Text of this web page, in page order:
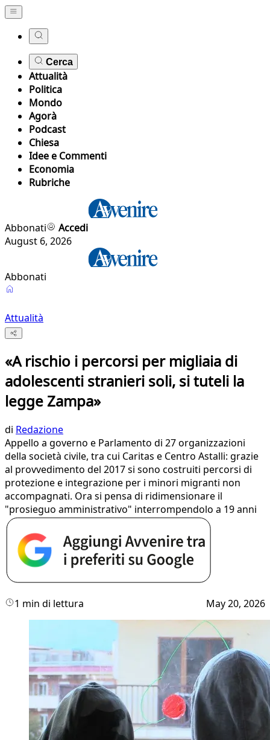
Cerca
Attualità
Politica
Mondo
Agorà
Podcast
Chiesa
Idee e Commenti
Economia
Rubriche
Abbonati
Accedi
August 6, 2026
Abbonati
Attualità
«A rischio i percorsi per migliaia di
adolescenti stranieri soli, si tuteli la
legge Zampa»
di Redazione
Appello a governo e Parlamento di 27 organizzazioni
della società civile, tra cui Caritas e Centro Astalli: grazie
al provvedimento del 2017 si sono costruiti percorsi di
protezione e integrazione per i minori migranti non
accompagnati. Ora si pensa di ridimensionare il
"prosieguo amministrativo" interrompendolo a 19 anni
1 min di lettura May 20, 2026